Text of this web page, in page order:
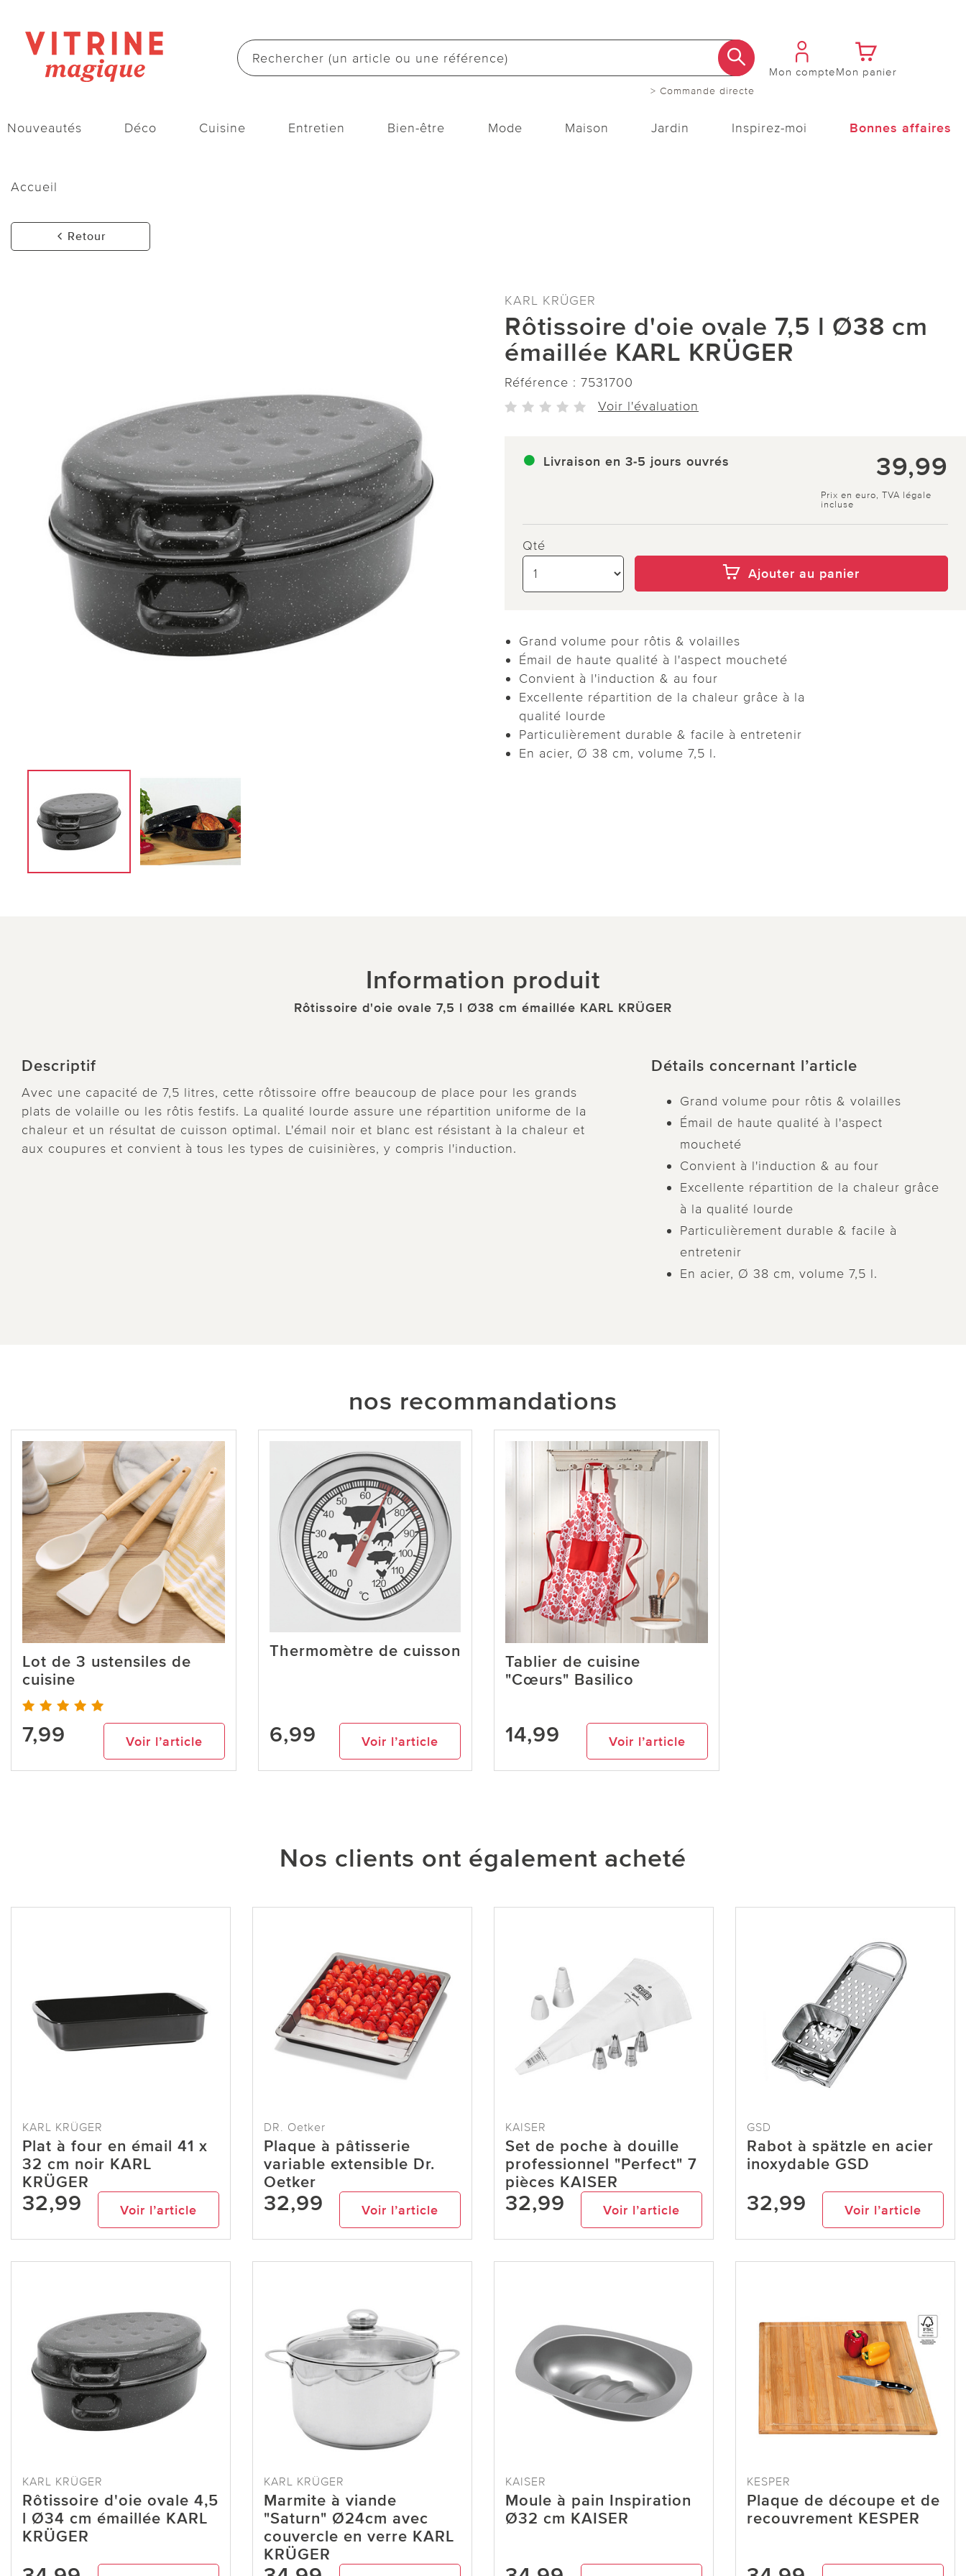
> Commande directe
Mon compteMon panier
Nouveautés Déco Cuisine Entretien Bien-être Mode Maison Jardin Inspirez-moi Bonnes affaires
Accueil
Retour
KARL KRÜGER
Rôtissoire d'oie ovale 7,5 l Ø38 cm
émaillée KARL KRÜGER
Référence : 7531700
Voir l'évaluation
Livraison en 3-5 jours ouvrés 39,99
Prix en euro, TVA légale
incluse
Qté
Ajouter au panier
Grand volume pour rôtis & volailles
Émail de haute qualité à l'aspect moucheté
Convient à l'induction & au four
Excellente répartition de la chaleur grâce à la
qualité lourde
Particulièrement durable & facile à entretenir
En acier, Ø 38 cm, volume 7,5 l.
Information produit
Rôtissoire d'oie ovale 7,5 l Ø38 cm émaillée KARL KRÜGER
Descriptif
Avec une capacité de 7,5 litres, cette rôtissoire offre beaucoup de place pour les grands
plats de volaille ou les rôtis festifs. La qualité lourde assure une répartition uniforme de la
chaleur et un résultat de cuisson optimal. L'émail noir et blanc est résistant à la chaleur et
aux coupures et convient à tous les types de cuisinières, y compris l'induction.
Détails concernant l’article
Grand volume pour rôtis & volailles
Émail de haute qualité à l'aspect
moucheté
Convient à l'induction & au four
Excellente répartition de la chaleur grâce
à la qualité lourde
Particulièrement durable & facile à
entretenir
En acier, Ø 38 cm, volume 7,5 l.
nos recommandations
Lot de 3 ustensiles de
cuisine
7,99 Voir l’article
Thermomètre de cuisson
6,99 Voir l’article
Tablier de cuisine
"Cœurs" Basilico
14,99 Voir l’article
Nos clients ont également acheté
KARL KRÜGER
Plat à four en émail 41 x
32 cm noir KARL
KRÜGER
32,99 Voir l’article
DR. Oetker
Plaque à pâtisserie
variable extensible Dr.
Oetker
32,99 Voir l’article
KAISER
Set de poche à douille
professionnel "Perfect" 7
pièces KAISER
32,99 Voir l’article
GSD
Rabot à spätzle en acier
inoxydable GSD
32,99 Voir l’article
KARL KRÜGER
Rôtissoire d'oie ovale 4,5
l Ø34 cm émaillée KARL
KRÜGER
KARL KRÜGER
Marmite à viande
"Saturn" Ø24cm avec
couvercle en verre KARL
KRÜGER
KAISER
Moule à pain Inspiration
Ø32 cm KAISER
KESPER
Plaque de découpe et de
recouvrement KESPER